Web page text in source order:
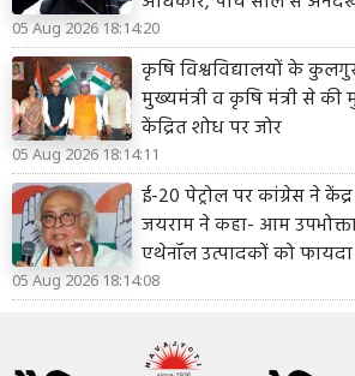
05 Aug 2026 18:14:20
कृषि विश्वविद्यालयों के
मुख्यमंत्री व कृषि मंत्री से
केंद्रित शोध पर जोर
05 Aug 2026 18:14:11
ई-20 पेट्रोल पर कांग्रेस ने
जयराम ने कहा- आम
एथेनॉल उत्पादकों को फायदा
05 Aug 2026 18:14:08